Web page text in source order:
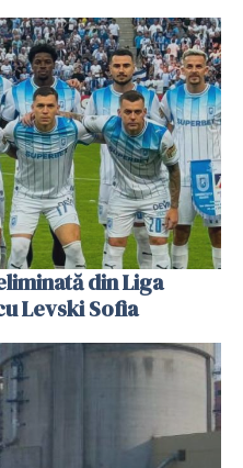
din Liga
Levski Sofia